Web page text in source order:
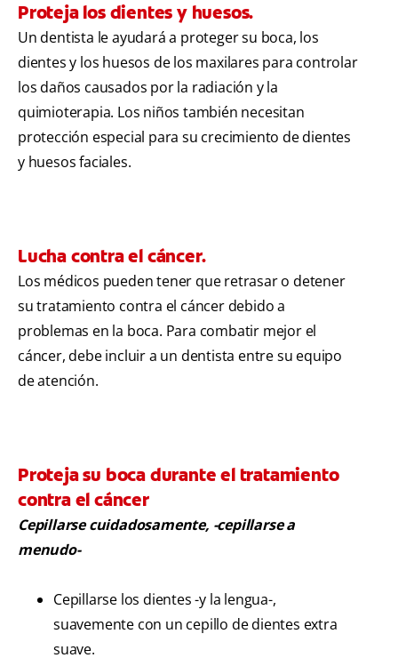
Proteja los dientes y huesos.
Un dentista le ayudará a proteger su boca, los
dientes y los huesos de los maxilares para controlar
los daños causados por la radiación y la
quimioterapia. Los niños también necesitan
protección especial para su crecimiento de dientes
y huesos faciales.
Lucha contra el cáncer.
Los médicos pueden tener que retrasar o detener
su tratamiento contra el cáncer debido a
problemas en la boca. Para combatir mejor el
cáncer, debe incluir a un dentista entre su equipo
de atención.
Proteja su boca durante el tratamiento
contra el cáncer
Cepillarse cuidadosamente, -cepillarse a
menudo-
Cepillarse los dientes -y la lengua-,
suavemente con un cepillo de dientes extra
suave.